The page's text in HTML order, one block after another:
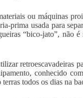
ou máquinas
prima usada para
“bico-jato”, não
retroescavadeiras
conhecido
todos os dias na